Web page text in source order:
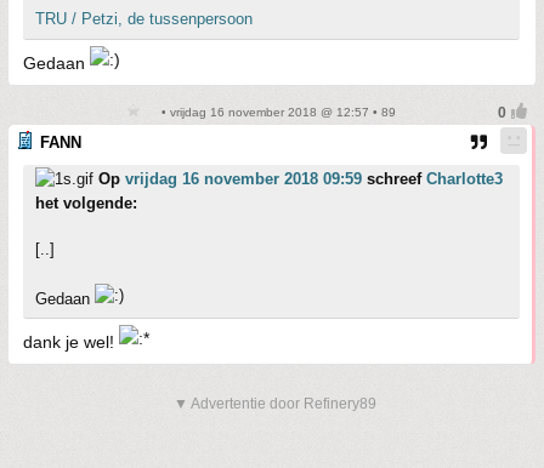
TRU / Petzi, de tussenpersoon
Gedaan
• vrijdag 16 november 2018 @ 12:57 • 89
FANN
Op vrijdag 16 november 2018 09:59 schreef Charlotte3
het volgende:
[..]
Gedaan
dank je wel!
▼ Advertentie door Refinery89